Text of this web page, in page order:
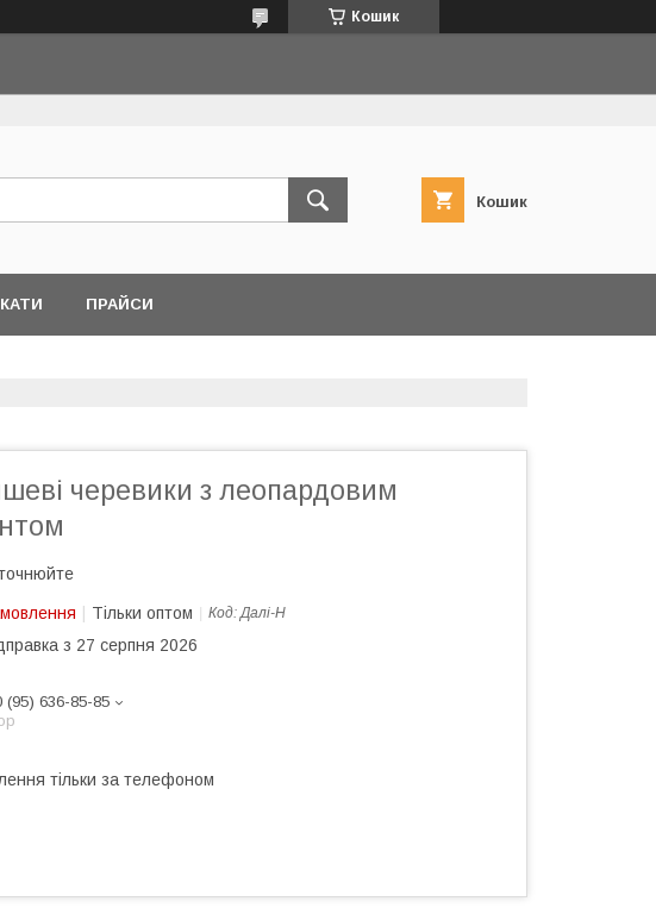
Кошик
Кошик
ПРАЙСИ
черевики з леопардовим
Тільки оптом Код:Далі-Н
з 27 серпня 2026
(95) 636-85-85
тільки за телефоном